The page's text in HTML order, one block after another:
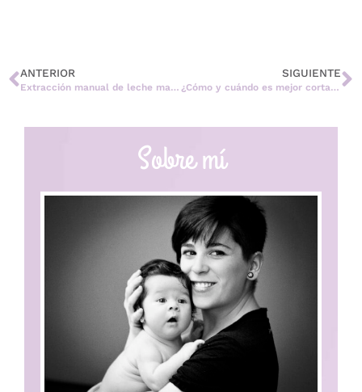
ANTERIOR
Extracción manual de leche materna o Técnica de Marmet
SIGUIENTE
¿Cómo y cuándo es mejor cortar las uñas del bebé?
Sobre mí